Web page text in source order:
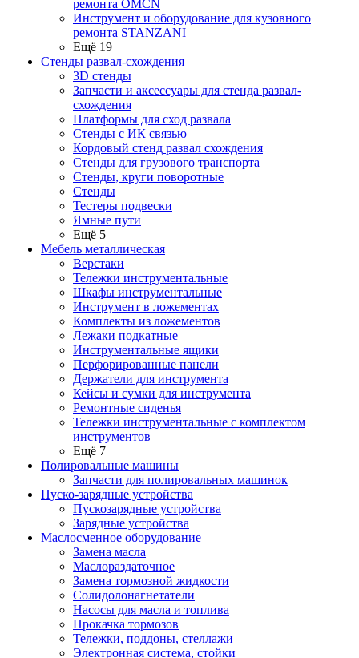
ремонта OMCN
Инструмент и оборудование для кузовного
ремонта STANZANI
Ещё 19
Стенды развал-схождения
3D стенды
Запчасти и аксессуары для стенда развал-
схождения
Платформы для сход развала
Стенды с ИК связью
Кордовый стенд развал схождения
Стенды для грузового транспорта
Стенды, круги поворотные
Стенды
Тестеры подвески
Ямные пути
Ещё 5
Мебель металлическая
Верстаки
Тележки инструментальные
Шкафы инструментальные
Инструмент в ложементах
Комплекты из ложементов
Лежаки подкатные
Инструментальные ящики
Перфорированные панели
Держатели для инструмента
Кейсы и сумки для инструмента
Ремонтные сиденья
Тележки инструментальные с комплектом
инструментов
Ещё 7
Полировальные машины
Запчасти для полировальных машинок
Пуско-зарядные устройства
Пускозарядные устройства
Зарядные устройства
Маслосменное оборудование
Замена масла
Маслораздаточное
Замена тормозной жидкости
Солидолонагнетатели
Насосы для масла и топлива
Прокачка тормозов
Тележки, поддоны, стеллажи
Электронная система, стойки